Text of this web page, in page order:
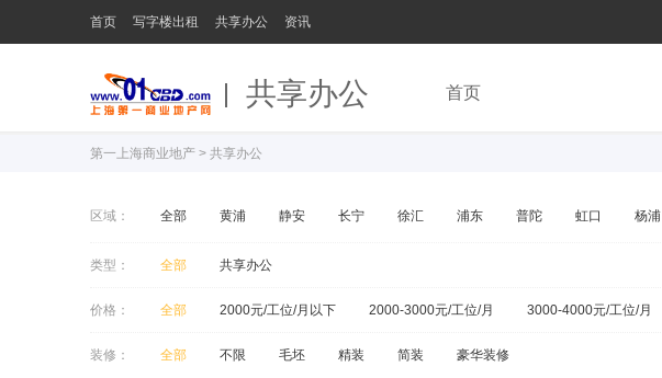
首页 写字楼出租 共享办公 资讯
共享办公 首页
第一上海商业地产 > 共享办公
区域： 全部 黄浦 静安 长宁 徐汇 浦东 普陀 虹口 杨浦
类型： 全部 共享办公
价格： 全部 2000元/工位/月以下 2000-3000元/工位/月 3000-4000元/工位/月
装修： 全部 不限 毛坯 精装 简装 豪华装修